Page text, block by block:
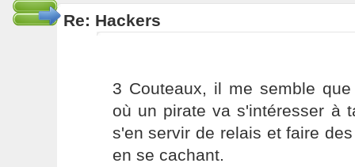
Re: Hackers
3 Couteaux, il me semble
où un pirate va s'intéresser à
s'en servir de relais et faire
en se cachant.